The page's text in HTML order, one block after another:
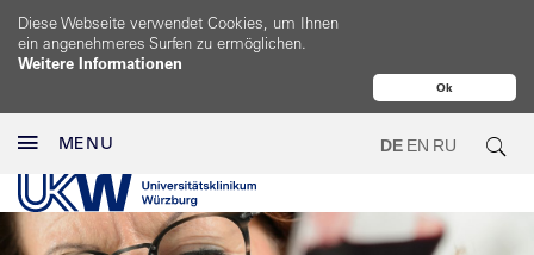
Ok
Diese Webseite verwendet Cookies, um Ihnen
ein angenehmeres Surfen zu ermöglichen.
Weitere Informationen
MENU DE EN RU